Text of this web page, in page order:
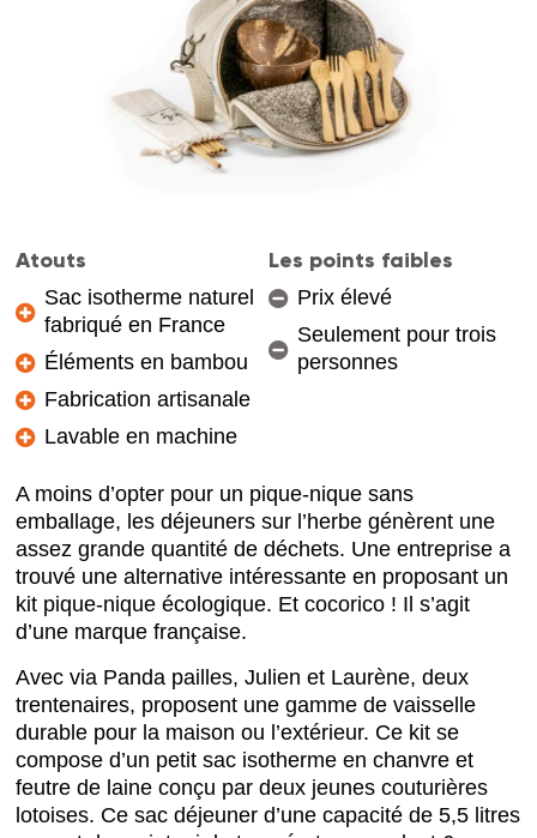
Atouts
Sac isotherme naturel
fabriqué en France
Éléments en bambou
Fabrication artisanale
Lavable en machine
Les points faibles
Prix élevé
Seulement pour trois
personnes
A moins d’opter pour un pique-nique sans
emballage, les déjeuners sur l’herbe génèrent une
assez grande quantité de déchets. Une entreprise a
trouvé une alternative intéressante en proposant un
kit pique-nique écologique. Et cocorico ! Il s’agit
d’une marque française.
Avec via Panda pailles, Julien et Laurène, deux
trentenaires, proposent une gamme de vaisselle
durable pour la maison ou l’extérieur. Ce kit se
compose d’un petit sac isotherme en chanvre et
feutre de laine conçu par deux jeunes couturières
lotoises. Ce sac déjeuner d’une capacité de 5,5 litres